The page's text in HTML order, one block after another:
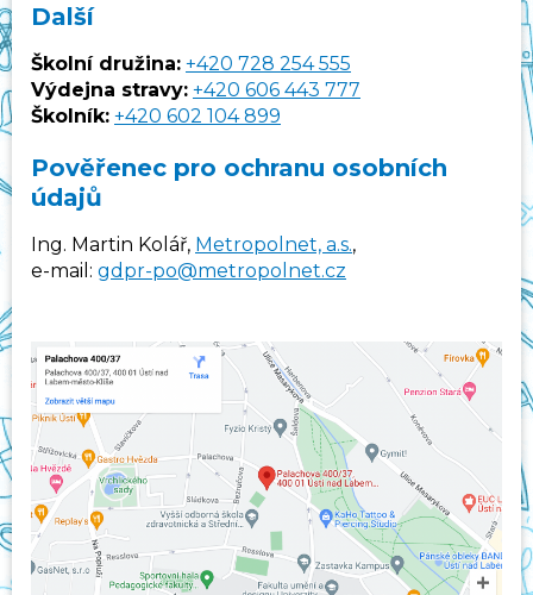
Další
Školní družina: +420 728 254 555
Výdejna stravy: +420 606 443 777
Školník: +420 602 104 899
Pověřenec pro ochranu osobních
údajů
Ing. Martin Kolář, Metropolnet, a.s.,
e-mail: gdpr-po@metropolnet.cz